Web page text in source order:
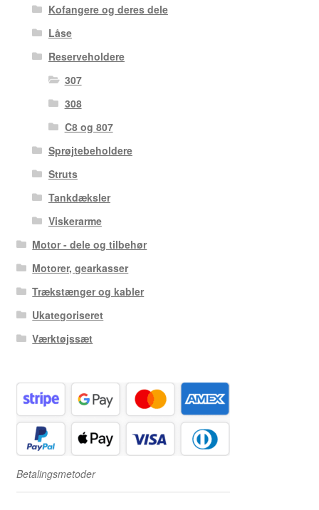
Kofangere og deres dele
Låse
Reserveholdere
307
308
C8 og 807
Sprøjtebeholdere
Struts
Tankdæksler
Viskerarme
Motor - dele og tilbehør
Motorer, gearkasser
Trækstænger og kabler
Ukategoriseret
Værktøjssæt
Betalingsmetoder